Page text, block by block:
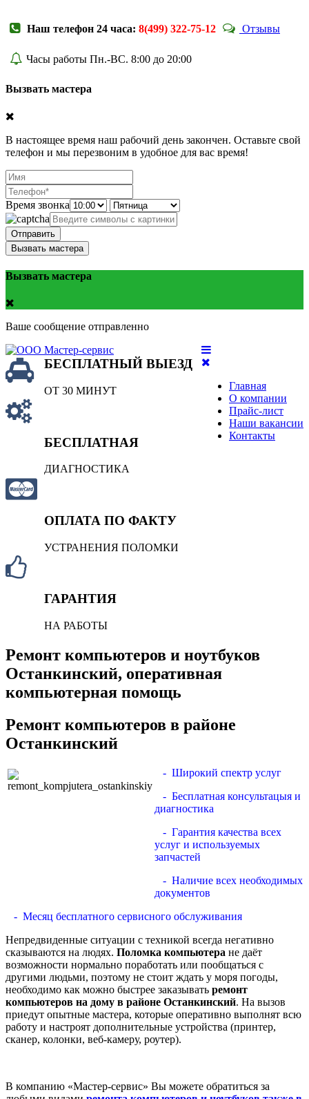
Наш телефон 24 часа: 8(499) 322-75-12 Отзывы
Часы работы Пн.-ВС. 8:00 до 20:00
Вызвать мастера
В настоящее время наш рабочий день закончен. Оставьте свой
телефон и мы перезвоним в удобное для вас время!
Время звонка
Отправить
Вызвать мастера
Вызвать мастера
Ваше сообщение отправленно
Главная
О компании
Прайс-лист
Наши вакансии
Контакты
БЕСПЛАТНЫЙ ВЫЕЗД
ОТ 30 МИНУТ
БЕСПЛАТНАЯ
ДИАГНОСТИКА
ОПЛАТА ПО ФАКТУ
УСТРАНЕНИЯ ПОЛОМКИ
ГАРАНТИЯ
НА РАБОТЫ
Ремонт компьютеров и ноутбуков
Останкинский, оперативная
компьютерная помощь
Ремонт компьютеров в районе
Останкинский
- Широкий спектр услуг
- Бесплатная консультацыя и
диагностика
- Гарантия качества всех
услуг и используемых
запчастей
- Наличие всех необходимых
документов
- Месяц бесплатного сервисного обслуживания
Непредвиденные ситуации с техникой всегда негативно
сказываются на людях. Поломка компьютера не даёт
возможности нормально поработать или пообщаться с
другими людьми, поэтому не стоит ждать у моря погоды,
необходимо как можно быстрее заказывать ремонт
компьютеров на дому в районе Останкинский. На вызов
приедут опытные мастера, которые оперативно выполнят всю
работу и настроят дополнительные устройства (принтер,
сканер, колонки, веб-камеру, роутер).
В компанию «Мастер-сервис» Вы можете обратиться за